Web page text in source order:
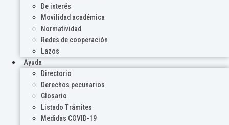
De interés
Movilidad académica
Normatividad
Redes de cooperación
Lazos
Ayuda
Directorio
Derechos pecunarios
Glosario
Listado Trámites
Medidas COVID-19